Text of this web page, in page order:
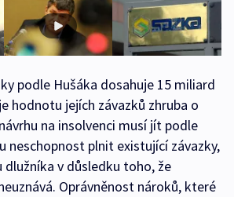
podle Hušáka dosahuje 15 miliard
hodnotu jejích závazků zhruba o
na insolvenci musí jít podle
neschopnost plnit existující závazky,
v důsledku toho, že
Oprávněnost nároků, které